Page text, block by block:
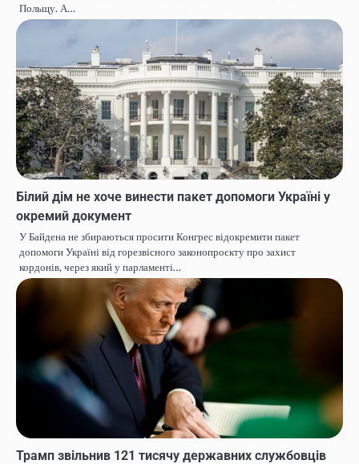
Польщу. А…
Білий дім не хоче винести пакет допомоги Україні у
окремий документ
У Байдена не збираються просити Конгрес відокремити пакет
допомоги Україні від горезвісного законопроєкту про захист
кордонів, через який у парламенті…
Трамп звільнив 121 тисячу державних службовців